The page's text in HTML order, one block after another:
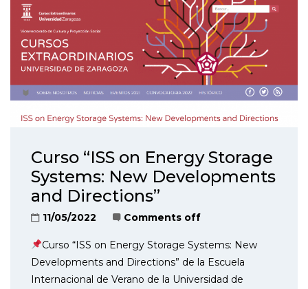
Curso “ISS on Energy Storage
Systems: New Developments
and Directions”
11/05/2022 Comments off
Curso “ISS on Energy Storage Systems: New
Developments and Directions” de la Escuela
Internacional de Verano de la Universidad de